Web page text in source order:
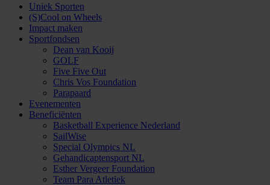
Uniek Sporten
(S)Cool on Wheels
Impact maken
Sportfondsen
Dean van Kooij
GOLF
Five Five Out
Chris Vos Foundation
Parapaard
Evenementen
Beneficiënten
Basketball Experience Nederland
SailWise
Special Olympics NL
Gehandicaptensport NL
Esther Vergeer Foundation
Team Para Atletiek